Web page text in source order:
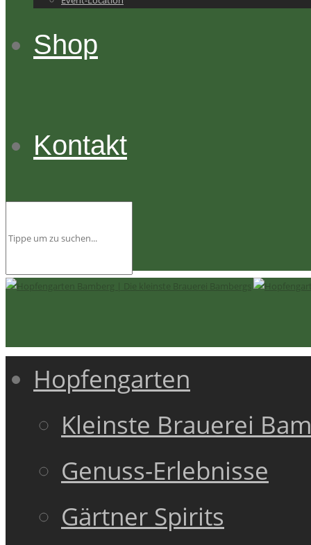
Shop
Kontakt
Hopfengarten
Kleinste Brauerei
Genuss-Erlebnisse
Gärtner Spirits